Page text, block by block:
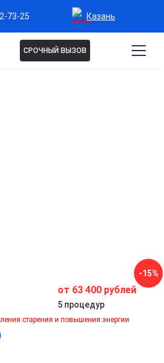
73-25 Казань
СРОЧНЫЙ ВЫЗОВ
внимания, памяти и ясности
от 63 400 рублей
5 процедур
-15%
для новых клиентов